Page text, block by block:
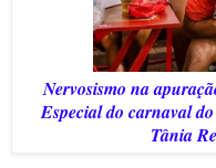
Nervosismo na
Especial do carnaval
Tânia